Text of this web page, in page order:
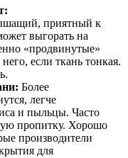
приятный к
выгорать на
«продвинутые»
если ткань тонкая.
Более
легче
и пыльцы. Часто
пропитку. Хорошо
производители
для